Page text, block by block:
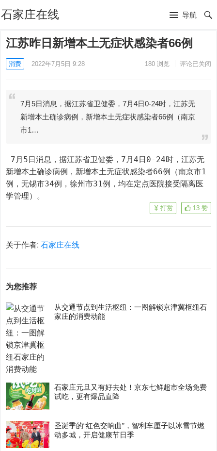
石家庄在线 导航
江苏昨日新增本土无症状感染者66例
消费 2022年7月5日 9:28 180浏览 评论已关闭
7月5日消息，据江苏省卫健委，7月4日0-24时，江苏无
新增本土确诊病例，新增本土无症状感染者66例（南京
市1…
新增本土确诊病例，新增本土无症状感染者66例（南京市1
例，无锡市34例，徐州市31例，均在定点医院接受隔离医
学管理）。
13 赞
打赏
关于作者:石家庄在线
为您推荐
从交通节点到生活枢纽：一图解锁京津冀枢纽石
家庄的消费动能
石家庄元旦又有好去处！京东七鲜超市全场免费
试吃，更有爆品直降
圣诞季的“红色交响曲”，智利车厘子以冰雪节燃
动多城，开启健康节日季